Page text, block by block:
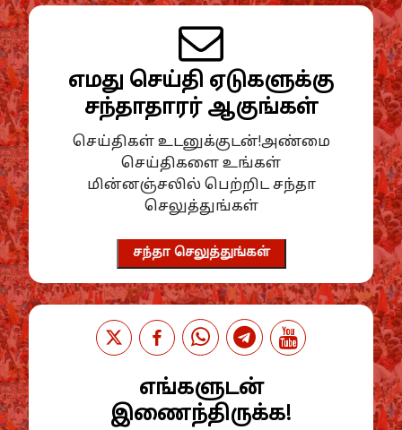
எமது செய்தி ஏடுகளுக்கு
சந்தாதாரர் ஆகுங்கள்
செய்திகள் உடனுக்குடன்!அண்மை
செய்திகளை உங்கள்
மின்னஞ்சலில் பெற்றிட சந்தா
செலுத்துங்கள்
சந்தா செலுத்துங்கள்
எங்களுடன்
இணைந்திருக்க!